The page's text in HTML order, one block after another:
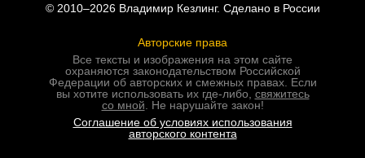
© 2010–2026 Владимир Кезлинг. Сделано в России
Авторские права
Все тексты и изображения на этом сайте
охраняются законодательством Российской
Федерации об авторских и смежных правах. Если
вы хотите использовать их где-либо, свяжитесь
со мной . Не нарушайте закон!
Соглашение об условиях использования
авторского контента